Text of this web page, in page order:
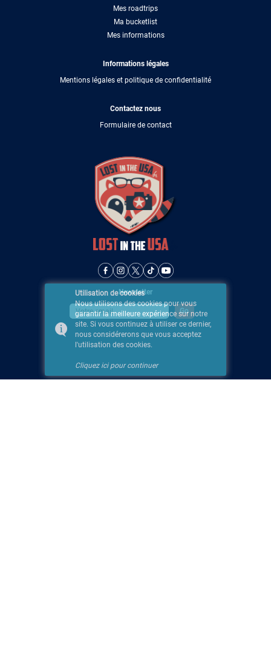
Mes roadtrips
Ma bucketlist
Mes informations
Informations légales
Mentions légales et politique de confidentialité
Contactez nous
Formulaire de contact
Newsletter
Utilisation de cookies
Nous utilisons des cookies pour vous
garantir la meilleure expérience sur notre
site. Si vous continuez à utiliser ce dernier,
nous considérerons que vous acceptez
l'utilisation des cookies.
Cliquez ici pour continuer